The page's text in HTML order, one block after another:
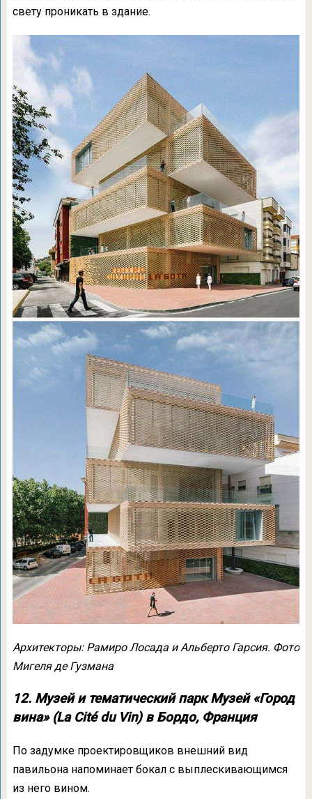
свету проникать в здание.
Архитекторы: Рамиро Лосада и Альберто Гарсия. Фото
Мигеля де Гузмана
12. Музей и тематический парк Музей «Город
вина» (La Cité du Vin) в Бордо, Франция
По задумке проектировщиков внешний вид
павильона напоминает бокал с выплескивающимся
из него вином.